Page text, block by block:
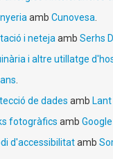
amb Cunovesa
i neteja amb Serhs
i altre utillatge
de dades amb
fotogràfics amb
d'accessibilitatamb